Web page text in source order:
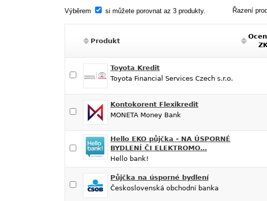
Řazení
Výběrem si můžete porovnat az 3 produkty.
Produkt
Toyota Kredit
Toyota Financial Services Czech s.r.o.
Kontokorent Flexikredit
MONETA Money Bank
Hello EKO půjčka - NA ÚSPORNÉ
BYDLENÍ ČI ELEKTROMO…
Hello bank!
Půjčka na úsporné bydlení
Československá obchodní banka